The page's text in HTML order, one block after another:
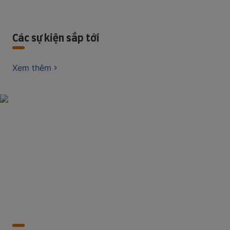
Các sự kiện sắp tới
Xem thêm